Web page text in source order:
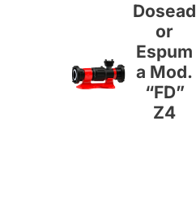
Dosead
or
Espum
a Mod.
“FD”
Z4